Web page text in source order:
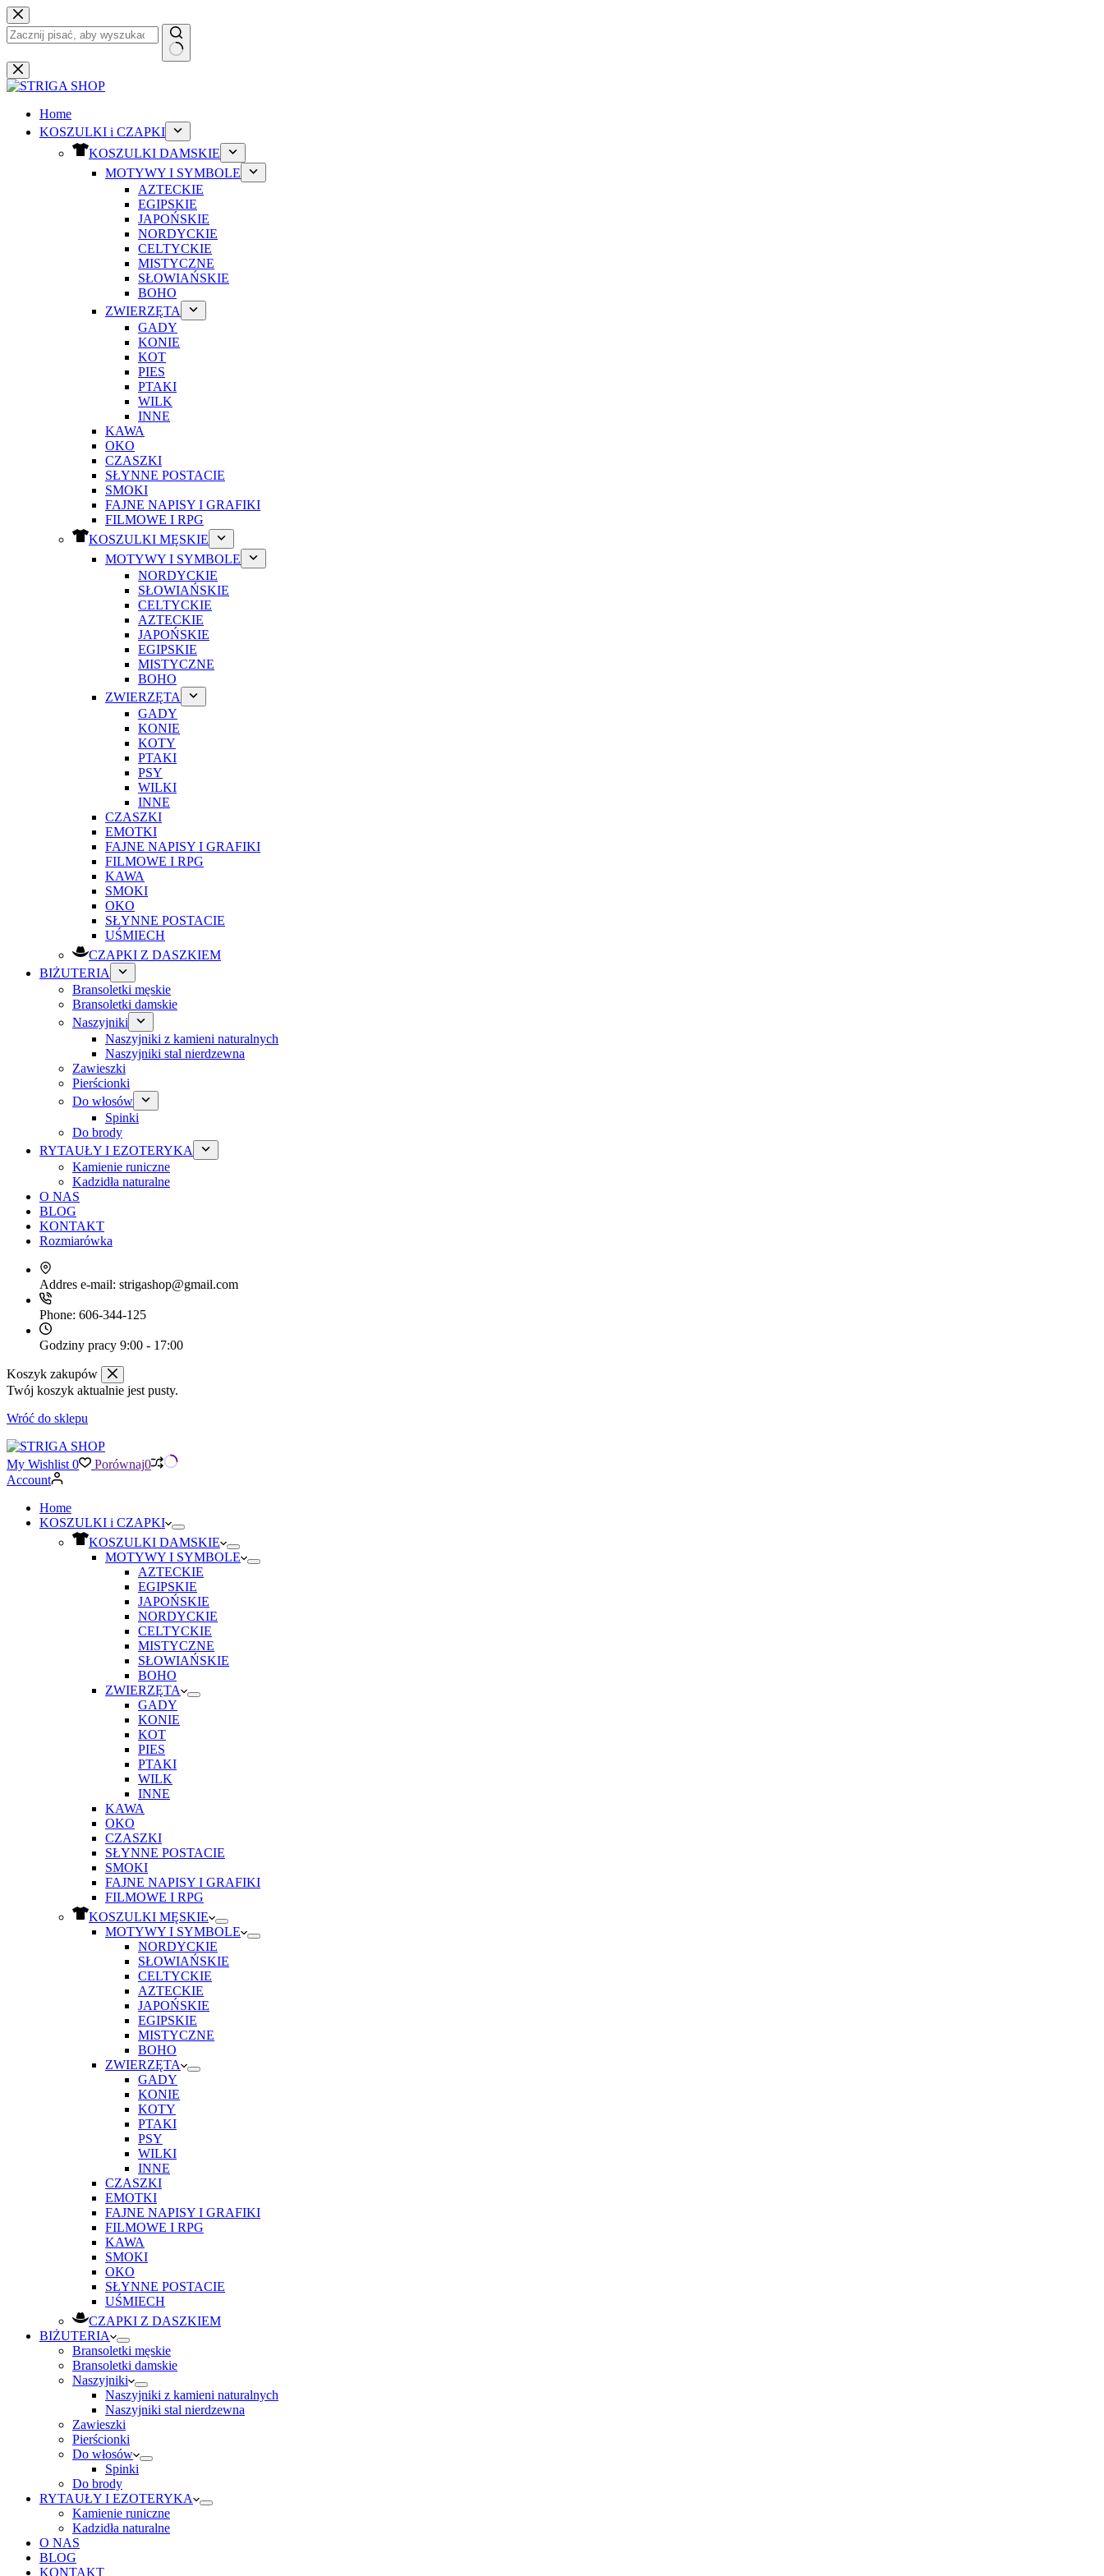
Przejdź
do
treści
Brak
wyników
Home
KOSZULKI i CZAPKI
KOSZULKI DAMSKIE
MOTYWY I SYMBOLE
AZTECKIE
EGIPSKIE
JAPOŃSKIE
NORDYCKIE
CELTYCKIE
MISTYCZNE
SŁOWIAŃSKIE
BOHO
ZWIERZĘTA
GADY
KONIE
KOT
PIES
PTAKI
WILK
INNE
KAWA
OKO
CZASZKI
SŁYNNE POSTACIE
SMOKI
FAJNE NAPISY I GRAFIKI
FILMOWE I RPG
KOSZULKI MĘSKIE
MOTYWY I SYMBOLE
NORDYCKIE
SŁOWIAŃSKIE
CELTYCKIE
AZTECKIE
JAPOŃSKIE
EGIPSKIE
MISTYCZNE
BOHO
ZWIERZĘTA
GADY
KONIE
KOTY
PTAKI
PSY
WILKI
INNE
CZASZKI
EMOTKI
FAJNE NAPISY I GRAFIKI
FILMOWE I RPG
KAWA
SMOKI
OKO
SŁYNNE POSTACIE
UŚMIECH
CZAPKI Z DASZKIEM
BIŻUTERIA
Bransoletki męskie
Bransoletki damskie
Naszyjniki
Naszyjniki z kamieni naturalnych
Naszyjniki stal nierdzewna
Zawieszki
Pierścionki
Do włosów
Spinki
Do brody
RYTAUŁY I EZOTERYKA
Kamienie runiczne
Kadzidła naturalne
O NAS
BLOG
KONTAKT
Rozmiarówka
Addres e-mail: strigashop@gmail.com
Phone: 606-344-125
Godziny pracy 9:00 - 17:00
Koszyk zakupów
Twój koszyk aktualnie jest pusty.
Wróć do sklepu
My Wishlist 0 Porównaj0
Account
Home
KOSZULKI i CZAPKI
KOSZULKI DAMSKIE
MOTYWY I SYMBOLE
AZTECKIE
EGIPSKIE
JAPOŃSKIE
NORDYCKIE
CELTYCKIE
MISTYCZNE
SŁOWIAŃSKIE
BOHO
ZWIERZĘTA
GADY
KONIE
KOT
PIES
PTAKI
WILK
INNE
KAWA
OKO
CZASZKI
SŁYNNE POSTACIE
SMOKI
FAJNE NAPISY I GRAFIKI
FILMOWE I RPG
KOSZULKI MĘSKIE
MOTYWY I SYMBOLE
NORDYCKIE
SŁOWIAŃSKIE
CELTYCKIE
AZTECKIE
JAPOŃSKIE
EGIPSKIE
MISTYCZNE
BOHO
ZWIERZĘTA
GADY
KONIE
KOTY
PTAKI
PSY
WILKI
INNE
CZASZKI
EMOTKI
FAJNE NAPISY I GRAFIKI
FILMOWE I RPG
KAWA
SMOKI
OKO
SŁYNNE POSTACIE
UŚMIECH
CZAPKI Z DASZKIEM
BIŻUTERIA
Bransoletki męskie
Bransoletki damskie
Naszyjniki
Naszyjniki z kamieni naturalnych
Naszyjniki stal nierdzewna
Zawieszki
Pierścionki
Do włosów
Spinki
Do brody
RYTAUŁY I EZOTERYKA
Kamienie runiczne
Kadzidła naturalne
O NAS
BLOG
KONTAKT